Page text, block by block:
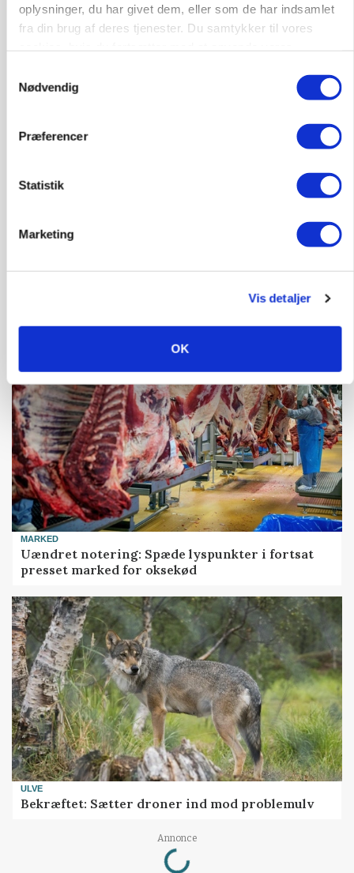
oplysninger, du har givet dem, eller som de har indsamlet
fra din brug af deres tjenester. Du samtykker til vores
Nødvendig
Præferencer
Statistik
Marketing
Vis detaljer
OK
skadedyrsrisici
Loading...
Grisebestanden stiger trods svagere
MARKED
Uændret notering: Spæde lyspunkter i fortsat
presset marked for oksekød
ULVE
Bekræftet: Sætter droner ind mod problemulv
Annonce
Loading...